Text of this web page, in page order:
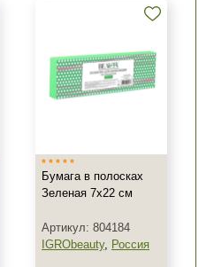
Бумага в полосках
Зеленая 7х22 см
Артикул: 804184
IGRObeauty, Россия